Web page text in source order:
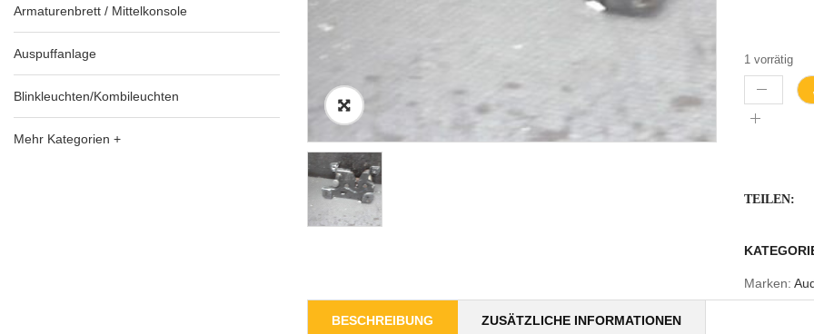
Armaturenbrett / Mittelkonsole
Auspuffanlage
Blinkleuchten/Kombileuchten
Mehr Kategorien +
1 vorrätig
TEILEN:
Marken:
BESCHREIBUNG ZUSÄTZLICHE INFORMATIONEN